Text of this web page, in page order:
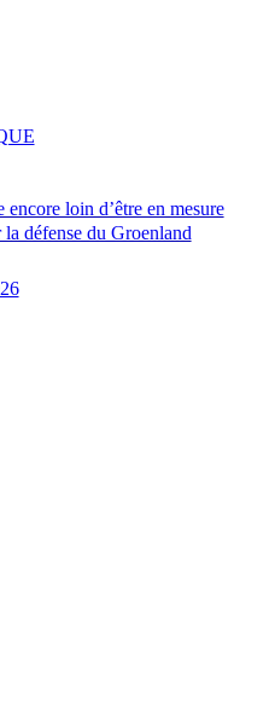
encore loin d’être en mesure
la défense du Groenland